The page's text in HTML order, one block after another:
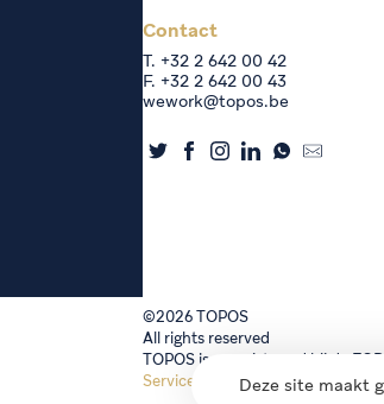
Contact
T. +32 2 642 00 42
F. +32 2 642 00 43
wework@topos.be
©2026 TOPOS
All rights reserved
TOPOS is geregistreerd bij de
Service management—
Deze site maakt